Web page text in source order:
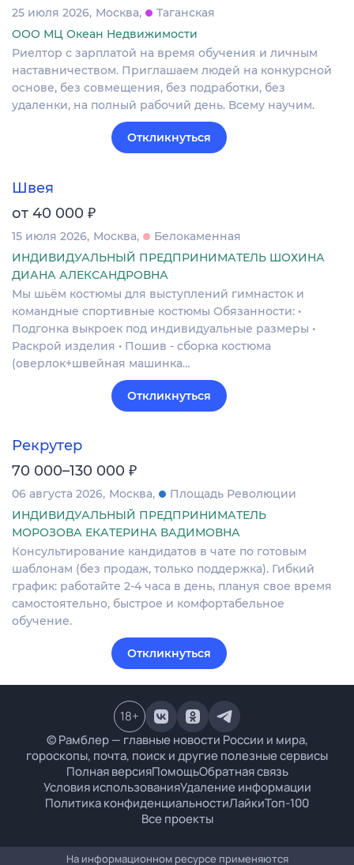
25 июля 2026 Москва
Таганская
ООО МЦ Океан Недвижимости
Риелтор с зарплатой на время обучения и личным
наставничеством. Приглашаем людей на конкурсной
основе, без совмещения, без подработки, без
удаленки, на полный рабочий день. Всему научим.
Откликнуться
Швея
от 40 000 ₽
15 июля 2026 Москва
Белокаменная
ИНДИВИДУАЛЬНЫЙ ПРЕДПРИНИМАТЕЛЬ ШОХИНА
ДИАНА АЛЕКСАНДРОВНА
Мы шьём костюмы для выступлений гимнасток и
командные спортивные костюмы Обязанности: •
Подгонка выкроек под индивидуальные размеры •
Раскрой изделия • Пошив - сборка костюма
(оверлок+швейная машинка…
Откликнуться
Рекрутер
70 000–130 000 ₽
06 августа 2026 Москва
Площадь Революции
ИНДИВИДУАЛЬНЫЙ ПРЕДПРИНИМАТЕЛЬ
МОРОЗОВА ЕКАТЕРИНА ВАДИМОВНА
Консультирование кандидатов в чате по готовым
шаблонам (без продаж, только поддержка). Гибкий
график: работайте 2-4 часа в день, плануя свое время
самостоятельно, быстрое и комфортабельное
обучение.
Откликнуться
© Рамблер — главные новости России и мира,
гороскопы, почта, поиск и другие полезные сервисы
Полная версияПомощьОбратная связь
Условия использованияУдаление информации
Политика конфиденциальностиЛайкиТоп-100
Все проекты
18+
На информационном ресурсе применяются